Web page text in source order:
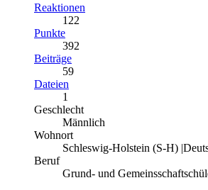
Reaktionen
122
Punkte
392
Beiträge
59
Dateien
1
Geschlecht
Männlich
Wohnort
Schleswig-Holstein (S-H)
Beruf
Grund- und